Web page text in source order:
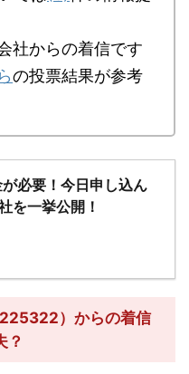
社からの着信です
の投票結果が参考
必要！今日申し込ん
を一挙公開！
）からの着信
？